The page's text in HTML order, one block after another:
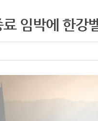
임박에 한강